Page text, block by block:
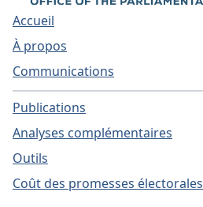
Accueil
À propos
Communications
Publications
Analyses complémentaires
Outils
Coût des promesses électorales